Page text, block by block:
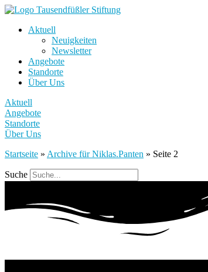
Aktuell
Neuigkeiten
Newsletter
Angebote
Standorte
Über Uns
Aktuell
Angebote
Standorte
Über Uns
Startseite » Archive für Niklas.Panten » Seite 2
Suche